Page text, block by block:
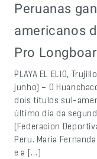
Peruanas
americanos
Pro
PLAYA EL ELIO,
junho) – O
dois títulos sul-
último dia da
(Federacion
Peru. Maria
e a […]